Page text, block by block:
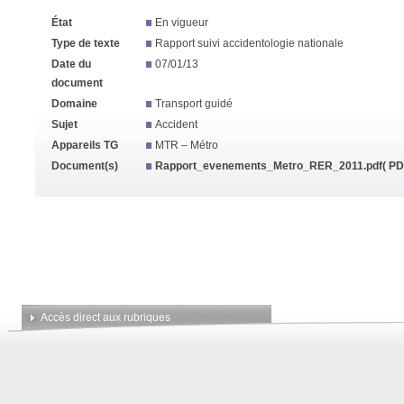
État
En vigueur
Type de texte
Rapport suivi accidentologie nationale
Date du
document
07/01/13
Domaine
Transport guidé
Sujet
Accident
Appareils TG
MTR – Métro
Document(s)
Rapport_evenements_Metro_RER_2011.pdf(
Accès direct aux rubriques